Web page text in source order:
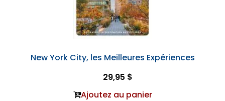
New York City, les Meilleures Expériences
29,95 $
Ajoutez au panier